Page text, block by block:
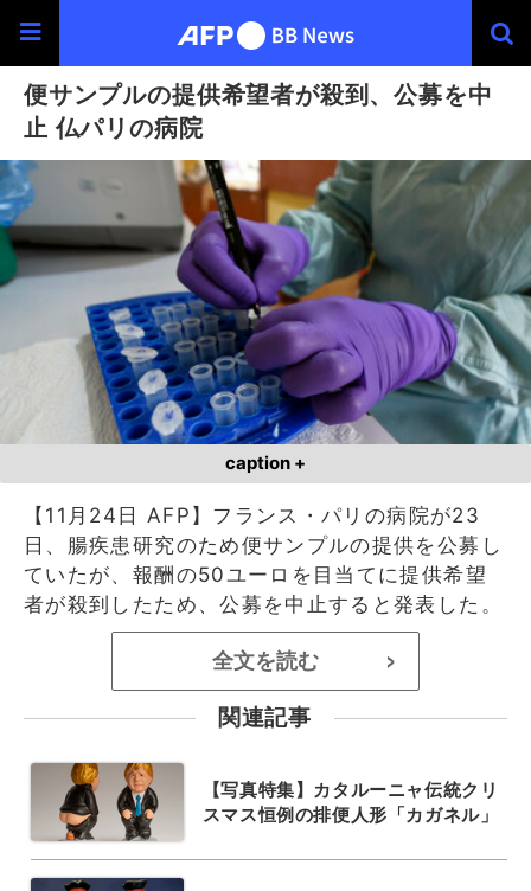
便サンプルの提供希望者が殺到、公募を中
止 仏パリの病院
caption +
【11月24日 AFP】フランス・パリの病院が23
日、腸疾患研究のため便サンプルの提供を公募し
ていたが、報酬の50ユーロを目当てに提供希望
者が殺到したため、公募を中止すると発表した。
全文を読む >
関連記事
【写真特集】カタルーニャ伝統クリ
スマス恒例の排便人形「カガネル」